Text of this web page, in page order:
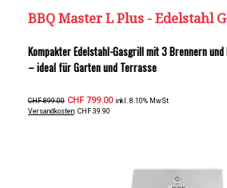
BBQ Master L Plus - Edelstahl
Kompakter Edelstahl-Gasgrill mit 3 Brennern
– ideal für Garten und Terrasse
CHF 899.00 CHF 799.00 inkl. 8.10% MwSt
Versandkosten: CHF 39.90